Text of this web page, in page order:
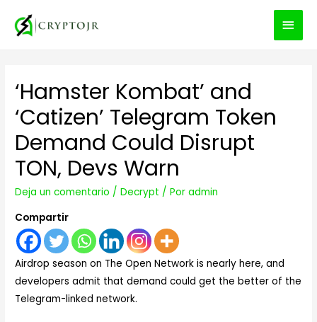
‘Hamster Kombat’ and
‘Catizen’ Telegram Token
Demand Could Disrupt
TON, Devs Warn
Deja un comentario /Decrypt / Poradmin
Compartir
Airdrop season on The Open Network is nearly here, and
developers admit that demand could get the better of the
Telegram-linked network.